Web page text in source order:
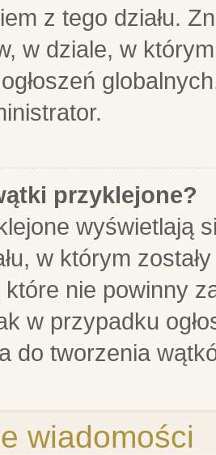
z tego działu.
w dziale, w
przyklejone?
wyświetlają
w którym
nie powinny
w przypadku
do tworzenia
wiadomości